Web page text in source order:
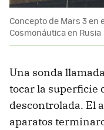
Concepto de Mars 3 en
Cosmonáutica en Rusia
Una sonda
tocar la superficie
descontrolada. El
aparatos